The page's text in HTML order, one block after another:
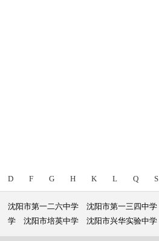
D F G H K L Q S
沈阳市第一二六中学 沈阳市第一三四中学
学
沈阳市培英中学 沈阳市兴华实验中学